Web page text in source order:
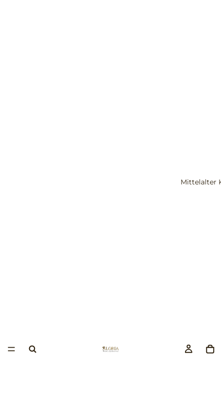
Mittelalter